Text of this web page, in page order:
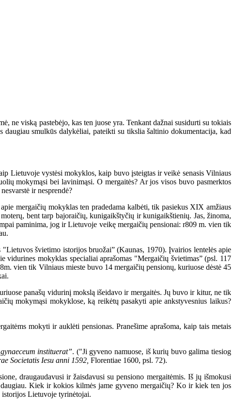
ne viską pastebėjo, kas ten juose yra. Tenkant dažnai susidurti su tokiais
smulkūs dalykėliai, pateikti su tikslia šaltinio dokumentacija, kad
Lietuvoje vystėsi mokyklos, kaip buvo įsteigtas ir veikė senasis Vilniaus
mokymąsi bei lavinimąsi. O mergaitės? Ar jos visos buvo pasmerktos
ir nesprendė?
mergaičių mokyklas ten pradedama kalbėti, tik pasiekus XIX amžiaus
bent tarp bajoraičių, kunigaikštyčių ir kunigaikštienių. Jas, žinoma,
paminima, jog ir Lietuvoje veikę mergaičių pensionai: r809 m. vien tik
švietimo istorijos bruožai” (Kaunas, 1970). Įvairios lentelės apie
mokyklas specialiai aprašomas "Mergaičių švietimas” (psl. 117
vien tik Vilniaus mieste buvo 14 mergaičių pensionų, kuriuose dėstė 45
panašų vidurinį mokslą išeidavo ir mergaitės. Jų buvo ir kitur, ne tik
mokymąsi mokyklose, ką reikėtų pasakyti apie ankstyvesnius laikus?
mokyti ir auklėti pensionas. Pranešime aprašoma, kaip tais metais
instituerat”. ("Ji gyveno namuose, iš kurių buvo galima tiesiog
Societatis Iesu anni 1592, Florentiae 1600, psl. 72).
draugaudavusi ir žaisdavusi su pensiono mergaitėmis. Iš jų išmokusi
Kiek ir kokios kilmės jame gyveno mergaičių? Ko ir kiek ten jos
Lietuvoje tyrinėtojai.